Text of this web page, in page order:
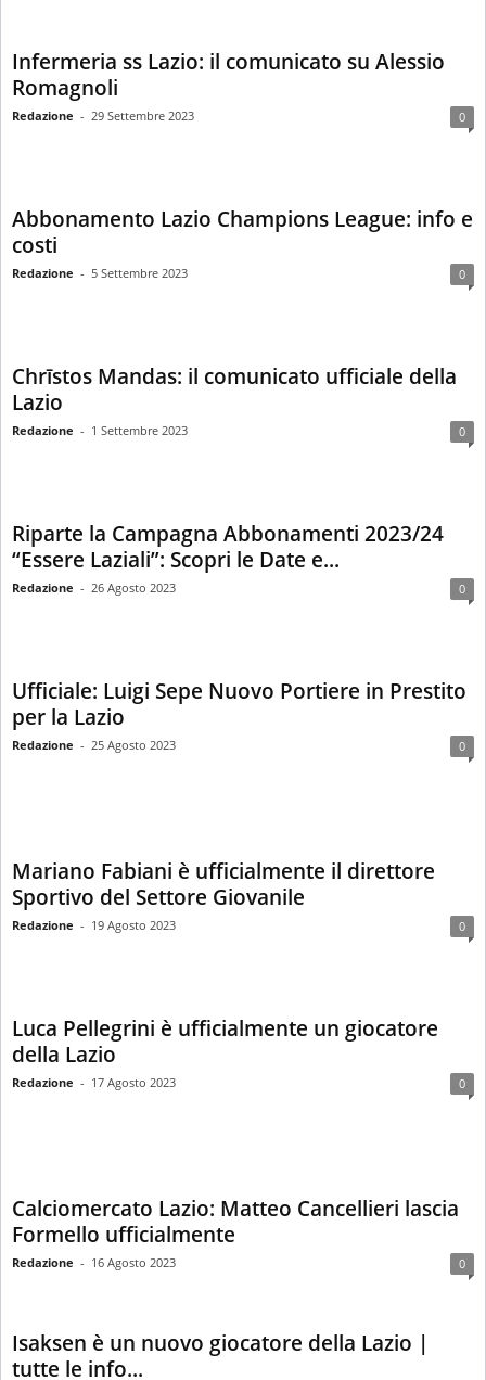
Infermeria ss Lazio: il comunicato su Alessio
Romagnoli
Redazione - 29 Settembre 2023 0
Abbonamento Lazio Champions League: info e
costi
Redazione - 5 Settembre 2023 0
Chrīstos Mandas: il comunicato ufficiale della
Lazio
Redazione - 1 Settembre 2023 0
Riparte la Campagna Abbonamenti 2023/24
“Essere Laziali”: Scopri le Date e...
Redazione - 26 Agosto 2023 0
Ufficiale: Luigi Sepe Nuovo Portiere in Prestito
per la Lazio
Redazione - 25 Agosto 2023 0
Mariano Fabiani è ufficialmente il direttore
Sportivo del Settore Giovanile
Redazione - 19 Agosto 2023 0
Luca Pellegrini è ufficialmente un giocatore
della Lazio
Redazione - 17 Agosto 2023 0
Calciomercato Lazio: Matteo Cancellieri lascia
Formello ufficialmente
Redazione - 16 Agosto 2023 0
Isaksen è un nuovo giocatore della Lazio |
tutte le info...